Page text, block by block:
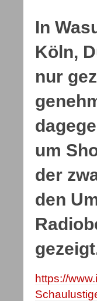
In
Köln,
nur
um
der
den
https://